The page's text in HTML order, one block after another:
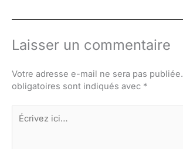
Laisser un commentaire
Votre adresse e-mail ne sera pas publiée.
obligatoires sont indiqués avec *
Écrivez
ici…